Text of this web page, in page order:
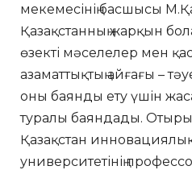
мекемесінің басшысы
Қазақстанның жарқын
өзекті мәселелер мен
азаматтықтың айғағы –
оны баянды ету үшін
туралы баяндады.
Қазақстан
университетінің